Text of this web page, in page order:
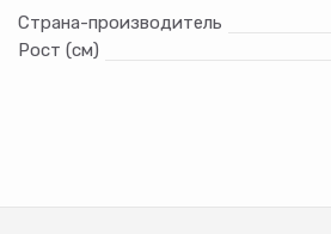
Страна-производитель
Рост (см)